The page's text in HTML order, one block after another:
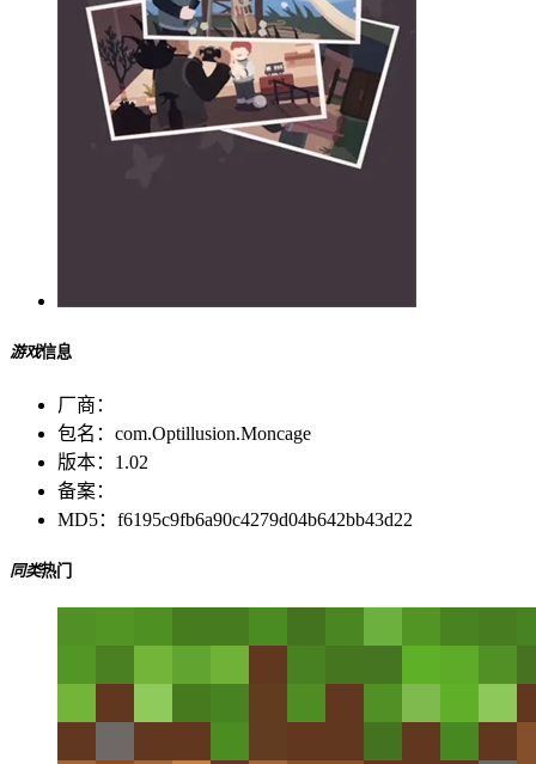
游戏信息
厂商：
包名： com.Optillusion.Moncage
版本： 1.02
备案：
MD5： f6195c9fb6a90c4279d04b642bb43d22
同类热门